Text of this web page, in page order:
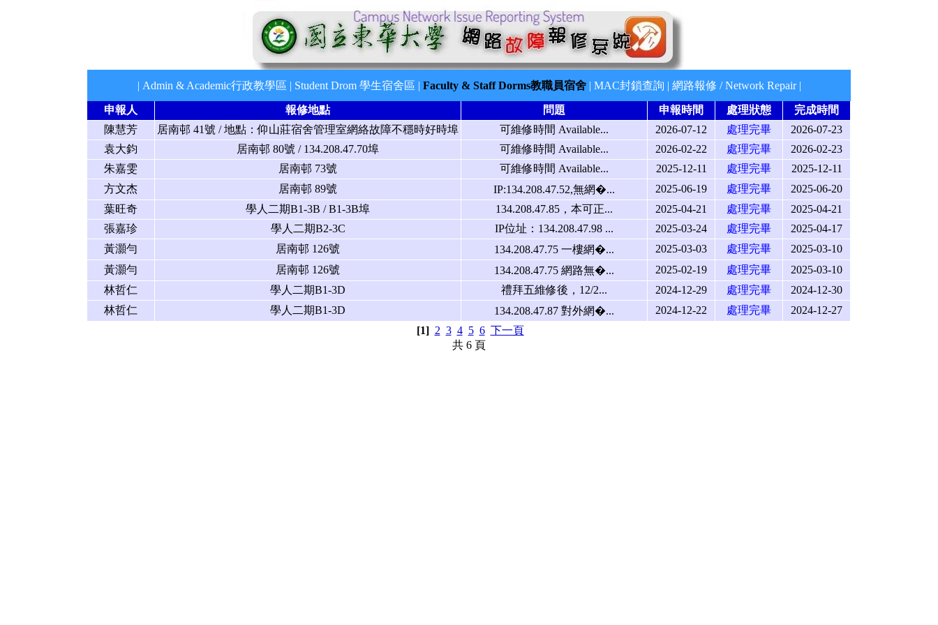
| Admin & Academic行政教學區 | Student Drom 學生宿舍區 | Faculty & Staff Dorms教職員宿舍| MAC封鎖查詢 | 網路報修 / Network Repair|
申報人 報修地點 問題 申報時間 處理狀態
完成時間
陳慧芳
居南邨 41號 / 地點：仰山莊宿舍管理室網絡故障不穩時好時埠 可維修時間 Available... 2026-07-12 處理完畢
2026-07-23
袁大鈞
居南邨 80號 / 134.208.47.70埠 可維修時間 Available... 2026-02-22 處理完畢
2026-02-23
朱嘉雯
居南邨 73號 可維修時間 Available... 2025-12-11 處理完畢
2025-12-11
方文杰
居南邨 89號 IP:134.208.47.52,無網�... 2025-06-19 處理完畢
2025-06-20
葉旺奇
學人二期B1-3B / B1-3B埠 134.208.47.85，本可正... 2025-04-21 處理完畢
2025-04-21
張嘉珍
學人二期B2-3C IP位址：134.208.47.98 ... 2025-03-24 處理完畢
2025-04-17
黃灝勻
居南邨 126號 134.208.47.75 一樓網�... 2025-03-03 處理完畢
2025-03-10
黃灝勻
居南邨 126號 134.208.47.75 網路無�... 2025-02-19 處理完畢
2025-03-10
林哲仁
學人二期B1-3D 禮拜五維修後，12/2... 2024-12-29 處理完畢
2024-12-30
林哲仁
學人二期B1-3D 134.208.47.87 對外網�... 2024-12-22 處理完畢
2024-12-27
[1] 2 3 4 5 6 下一頁
共 6 頁